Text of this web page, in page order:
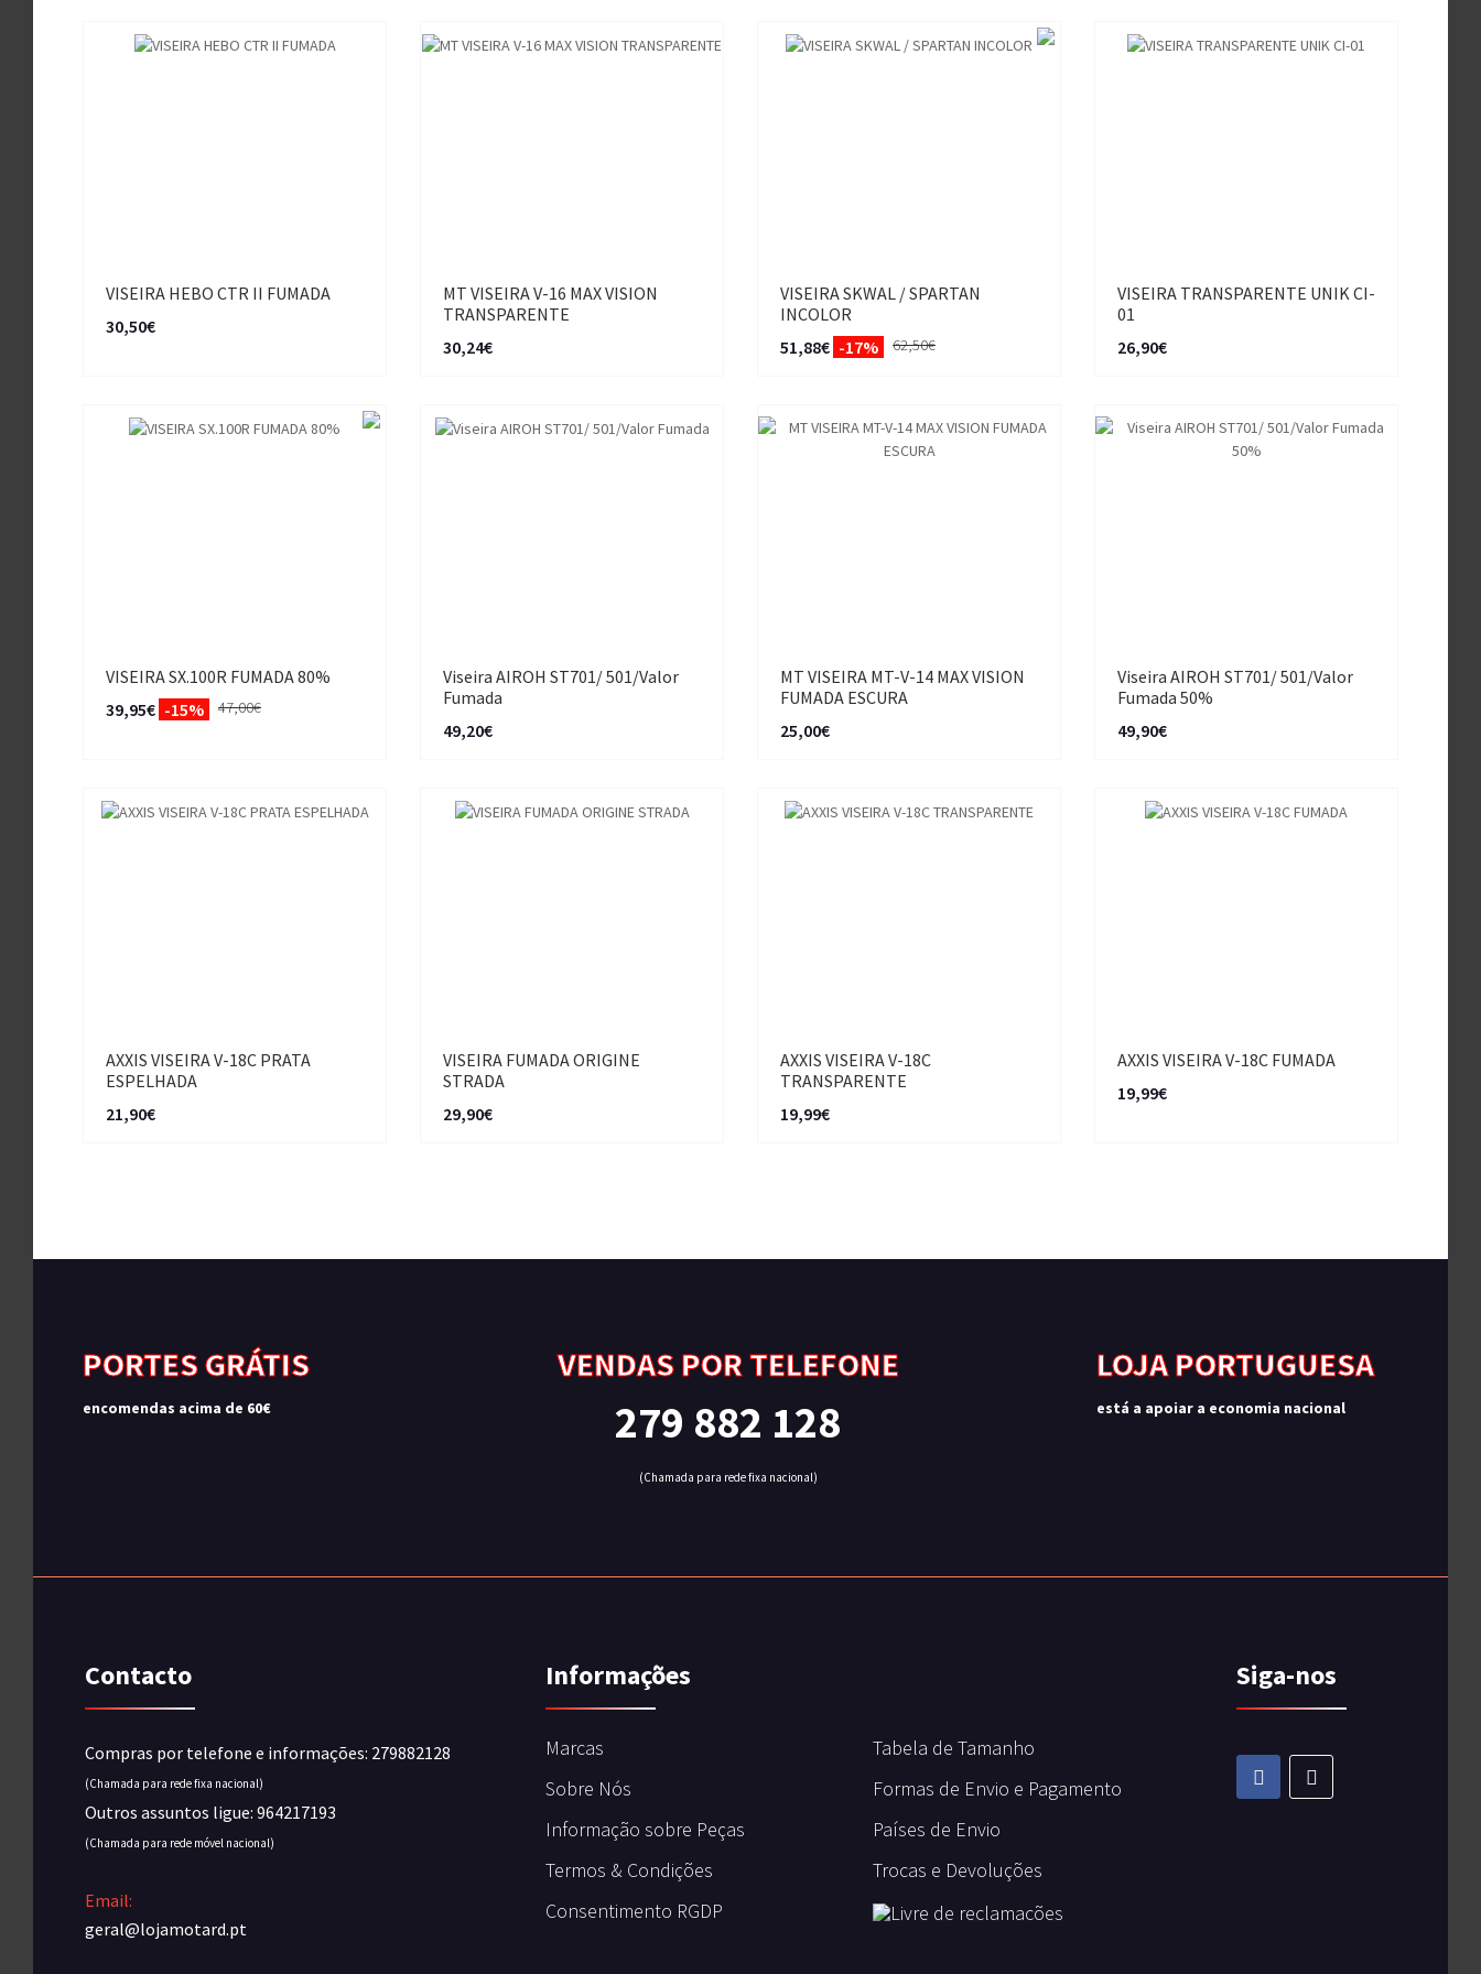
VISEIRA HEBO CTR II FUMADA
30,50€
MT VISEIRA V-16 MAX VISION
TRANSPARENTE
30,24€
VISEIRA SKWAL / SPARTAN
INCOLOR
51,88€ -17% 62,50€
VISEIRA TRANSPARENTE UNIK CI-
01
26,90€
VISEIRA SX.100R FUMADA 80%
39,95€ -15% 47,00€
Viseira AIROH ST701/ 501/Valor
Fumada
49,20€
MT VISEIRA MT-V-14 MAX VISION
FUMADA ESCURA
25,00€
Viseira AIROH ST701/ 501/Valor
Fumada 50%
49,90€
AXXIS VISEIRA V-18C PRATA
ESPELHADA
21,90€
VISEIRA FUMADA ORIGINE
STRADA
29,90€
AXXIS VISEIRA V-18C
TRANSPARENTE
19,99€
AXXIS VISEIRA V-18C FUMADA
19,99€
PORTES GRÁTIS
encomendas acima de 60€
VENDAS POR TELEFONE
279 882 128
(Chamada para rede fixa nacional)
LOJA PORTUGUESA
está a apoiar a economia nacional
Contacto
Compras por telefone e informações: 279882128
(Chamada para rede fixa nacional)
Outros assuntos ligue: 964217193
(Chamada para rede móvel nacional)
Email:
geral@lojamotard.pt
Informações
Marcas
Sobre Nós
Informação sobre Peças
Termos & Condições
Consentimento RGDP
Tabela de Tamanho
Formas de Envio e Pagamento
Países de Envio
Trocas e Devoluções
Siga-nos